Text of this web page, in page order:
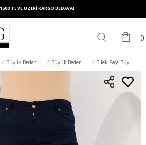
1500 TL VE ÜZERİ KARGO BEDAVA!
Büyük Beden Pantolon Büyük Beden Pamuk Pantolon Bilek Paça Büyük Beden Lacivert Battal Pamuk Pantolon